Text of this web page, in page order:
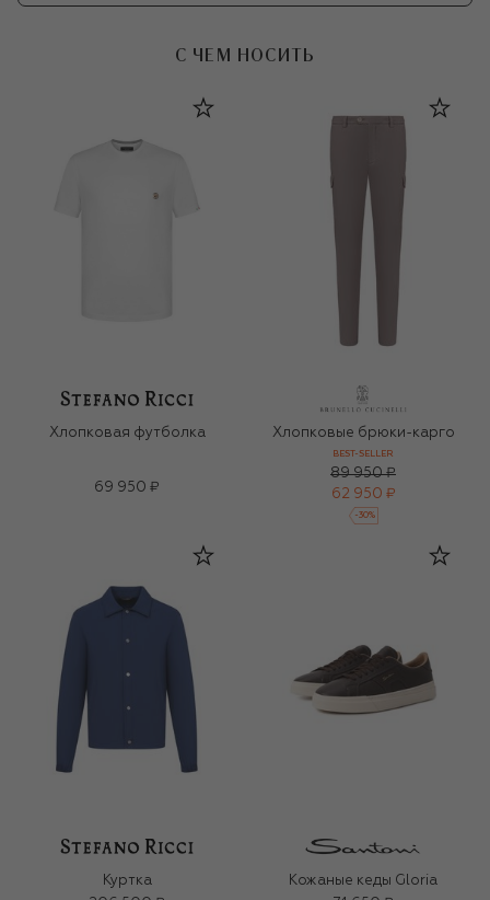
С ЧЕМ НОСИТЬ
Хлопковая футболка
69 950 ₽
Хлопковые брюки-карго
BEST-SELLER
89 950 ₽
62 950 ₽
-30%
Куртка
Кожаные кеды Gloria